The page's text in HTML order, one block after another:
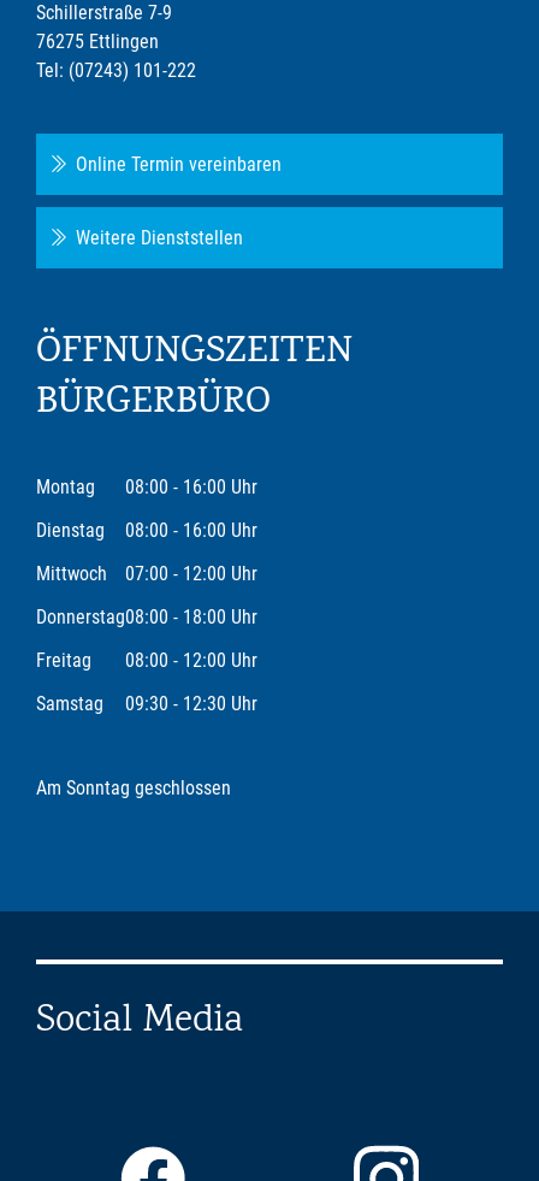
Schillerstraße 7-9
76275 Ettlingen
Tel: (07243) 101-222
Online Termin vereinbaren
Weitere Dienststellen
ÖFFNUNGSZEITEN
BÜRGERBÜRO
Montag
08:00 - 16:00 Uhr
Dienstag
08:00 - 16:00 Uhr
Mittwoch
07:00 - 12:00 Uhr
Donnerstag08:00 - 18:00 Uhr
Freitag
08:00 - 12:00 Uhr
Samstag
09:30 - 12:30 Uhr
Am Sonntag geschlossen
Social Media